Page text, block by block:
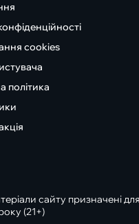
cookies
політика
сайту призначені
(21+)